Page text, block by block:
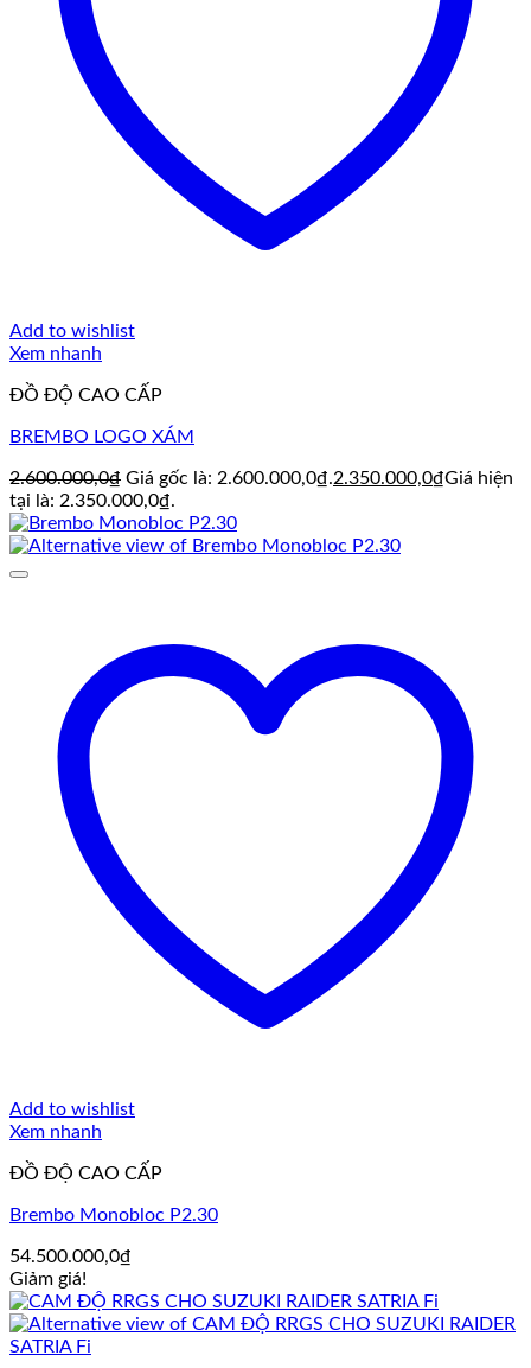
Add to wishlist
Xem nhanh
ĐỒ ĐỘ CAO CẤP
BREMBO LOGO XÁM
2.600.000,0₫ Giá gốc là: 2.600.000,0₫.2.350.000,0₫Giá hiện
tại là: 2.350.000,0₫.
Add to wishlist
Xem nhanh
ĐỒ ĐỘ CAO CẤP
Brembo Monobloc P2.30
54.500.000,0₫
Giảm giá!